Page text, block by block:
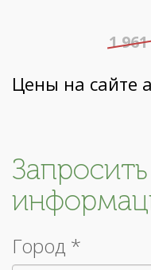
1
Цены на сайте
Город *